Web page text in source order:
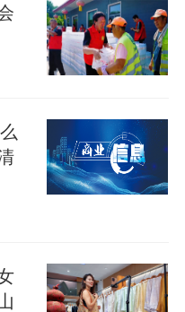
，保洁人员霍秀
帽、口罩，一手
趟，咱得让景区一
乡音说道。